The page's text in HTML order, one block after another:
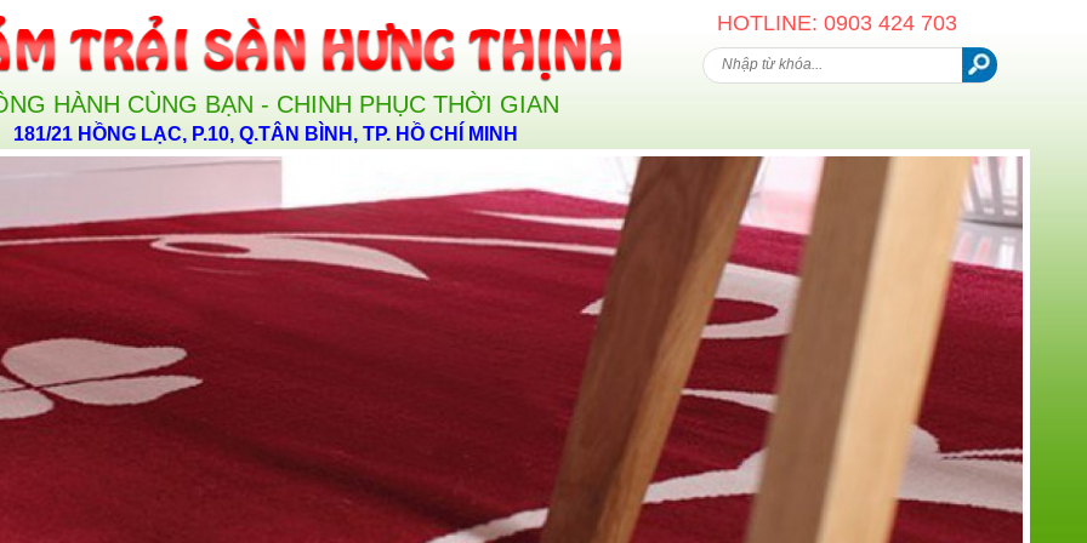
HÀNH CÙNG BẠN - CHINH PHỤC THỜI GIAN
181/21 HỒNG LẠC, P.10, Q.TÂN BÌNH, TP. HỒ CHÍ MINH
HOTLINE: 0903 424 703